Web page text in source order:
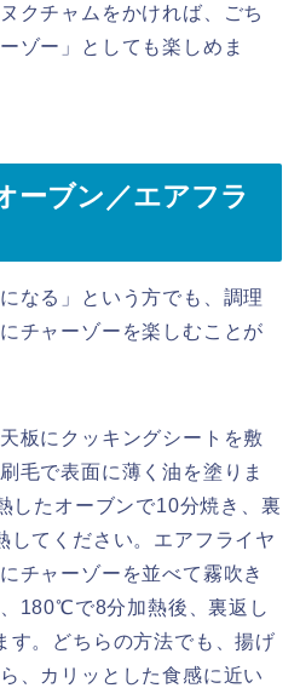
クチャムをかければ、ごち
ゾー」としても楽しめま
ーブン／エアフラ
なる」という方でも、調理
チャーゾーを楽しむことが
板にクッキングシートを敷
毛で表面に薄く油を塗りま
たオーブンで10分焼き、裏
してください。エアフライヤ
チャーゾーを並べて霧吹き
180℃で8分加熱後、裏返し
す。どちらの方法でも、揚げ
、カリッとした食感に近い